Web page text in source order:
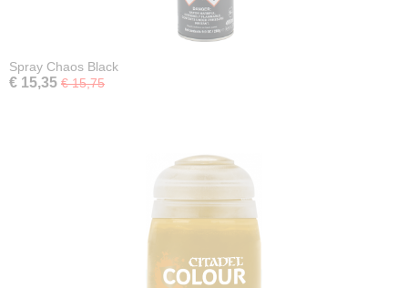
Spray Chaos Black
€ 15,35 € 15,75